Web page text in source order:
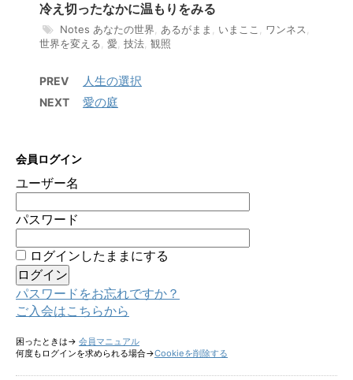
冷え切ったなかに温もりをみる
Notes あなたの世界 あるがまま いまここ ワンネス
世界を変える 愛 技法 観照
PREV 人生の選択
NEXT 愛の庭
会員ログイン
ユーザー名
パスワード
ログインしたままにする
パスワードをお忘れですか？
ご入会はこちらから
困ったときは→ 会員マニュアル
何度もログインを求められる場合→Cookieを削除する